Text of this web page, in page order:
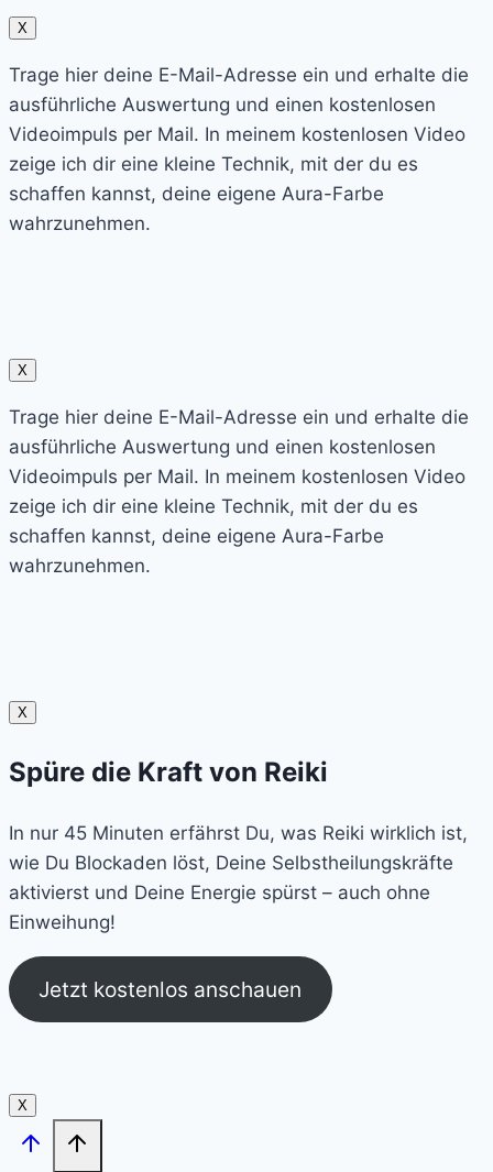
X
Trage hier deine E-Mail-Adresse ein und erhalte die
ausführliche Auswertung und einen kostenlosen
Videoimpuls per Mail. In meinem kostenlosen Video
zeige ich dir eine kleine Technik, mit der du es
schaffen kannst, deine eigene Aura-Farbe
wahrzunehmen.
X
Trage hier deine E-Mail-Adresse ein und erhalte die
ausführliche Auswertung und einen kostenlosen
Videoimpuls per Mail. In meinem kostenlosen Video
zeige ich dir eine kleine Technik, mit der du es
schaffen kannst, deine eigene Aura-Farbe
wahrzunehmen.
X
Spüre die Kraft von Reiki
In nur 45 Minuten erfährst Du, was Reiki wirklich ist,
wie Du Blockaden löst, Deine Selbstheilungskräfte
aktivierst und Deine Energie spürst – auch ohne
Einweihung!
Jetzt kostenlos anschauen
X